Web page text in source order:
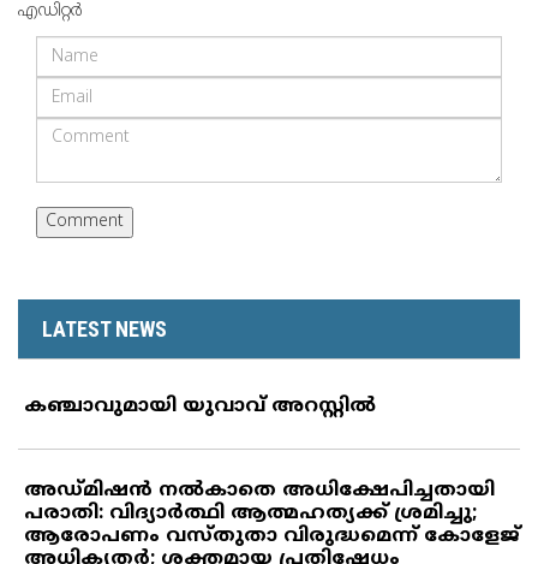
എഡിറ്റര്‍
LATEST NEWS
കഞ്ചാവുമായി യുവാവ് അറസ്റ്റില്‍
അഡ്മിഷന്‍ നല്‍കാതെ അധിക്ഷേപിച്ചതായി
പരാതി: വിദ്യാര്‍ത്ഥി ആത്മഹത്യക്ക് ശ്രമിച്ചു;
ആരോപണം വസ്തുതാ വിരുദ്ധമെന്ന് കോളേജ്